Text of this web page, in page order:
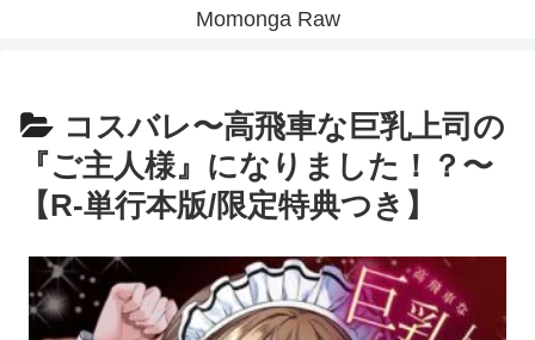
Momonga Raw
コスバレ〜高飛車な巨乳上司の
『ご主人様』になりました！？〜
【R-単行本版/限定特典つき】